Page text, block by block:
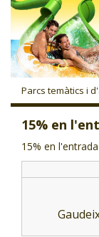
Parcs temàtics i
15% en
15% en